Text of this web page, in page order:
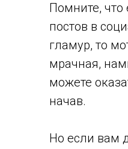
Помните,
постов в
гламур, то
мрачная,
можете
начав.
Но если вам